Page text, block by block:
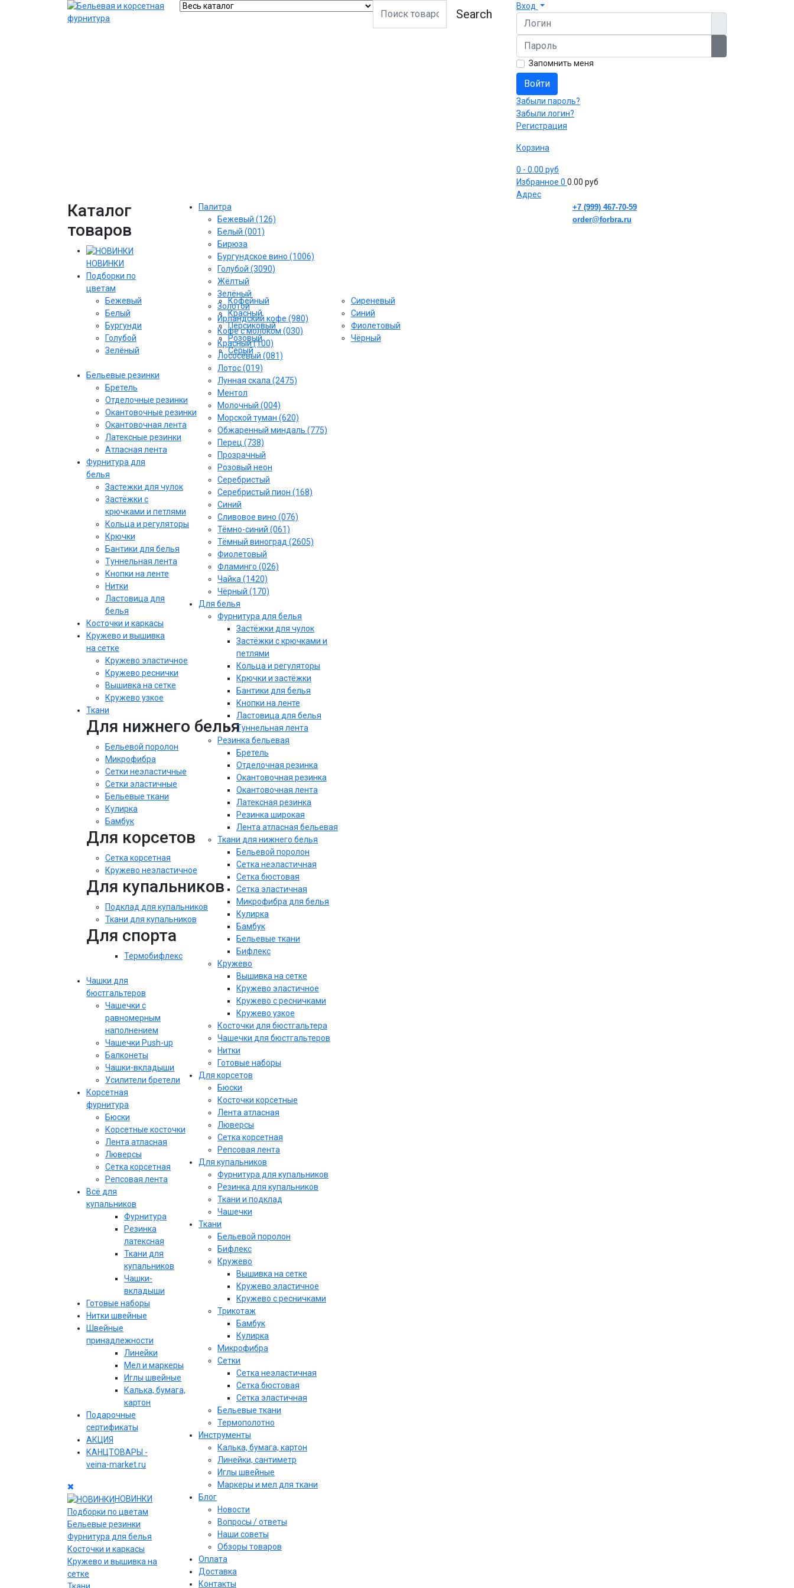
Search
Вход
Логин
Пароль
Запомнить меня
Войти
Забыли пароль?
Забыли логин?
Регистрация
Корзина
0 - 0.00 руб
Избранное 0 0.00 руб
Адрес
Каталог
товаров
НОВИНКИ
Подборки по
цветам
Бежевый
Белый
Бургунди
Голубой
Зелёный
Кофейный
Красный
Персиковый
Розовый
Серый
Сиреневый
Cиний
Фиолетовый
Чёрный
Бельевые резинки
Бретель
Отделочные резинки
Окантовочные резинки
Окантовочная лента
Латексные резинки
Атласная лента
Фурнитура для
белья
Застежки для чулок
Застёжки с
крючками и петлями
Кольца и регуляторы
Крючки
Бантики для белья
Туннельная лента
Кнопки на ленте
Нитки
Ластовица для
белья
Косточки и каркасы
Кружево и вышивка
на сетке
Кружево эластичное
Кружево реснички
Вышивка на сетке
Кружево узкое
Ткани
Для нижнего белья
Бельевой поролон
Микрофибра
Сетки неэластичные
Сетки эластичные
Бельевые ткани
Кулирка
Бамбук
Для корсетов
Сетка корсетная
Кружево неэластичное
Для купальников
Подклад для купальников
Ткани для купальников
Для спорта
Термобифлекс
Чашки для
бюстгальтеров
Чашечки с
равномерным
наполнением
Чашечки Push-up
Балконеты
Чашки-вкладыши
Усилители бретели
Корсетная
фурнитура
Бюски
Корсетные косточки
Лента атласная
Люверсы
Сетка корсетная
Репсовая лента
Всё для
купальников
Фурнитура
Резинка
латексная
Ткани для
купальников
Чашки-
вкладыши
Готовые наборы
Нитки швейные
Швейные
принадлежности
Линейки
Мел и маркеры
Иглы швейные
Калька, бумага,
картон
Подарочные
сертификаты
АКЦИЯ
КАНЦТОВАРЫ -
veina-market.ru
НОВИНКИ
Подборки по цветам
Бельевые резинки
Фурнитура для белья
Косточки и каркасы
Кружево и вышивка на
сетке
Ткани
Палитра
Бежевый (126)
Белый (001)
Бирюза
Бургундское вино (1006)
Голубой (3090)
Жёлтый
Зелёный
Золотой
Ирландский кофе (980)
Кофе с молоком (030)
Красный (100)
Лососёвый (081)
Лотос (019)
Лунная скала (2475)
Ментол
Молочный (004)
Морской туман (620)
Обжаренный миндаль (775)
Перец (738)
Прозрачный
Розовый неон
Серебристый
Серебристый пион (168)
Синий
Сливовое вино (076)
Тёмно-синий (061)
Тёмный виноград (2605)
Фиолетовый
Фламинго (026)
Чайка (1420)
Чёрный (170)
Для белья
Фурнитура для белья
Застёжки для чулок
Застёжки с крючками и
петлями
Кольца и регуляторы
Крючки и застёжки
Бантики для белья
Кнопки на ленте
Ластовица для белья
Туннельная лента
Резинка бельевая
Бретель
Отделочная резинка
Окантовочная резинка
Окантовочная лента
Латексная резинка
Резинка широкая
Лента атласная бельевая
Ткани для нижнего белья
Бельевой поролон
Сетка неэластичная
Сетка бюстовая
Сетка эластичная
Микрофибра для белья
Кулирка
Бамбук
Бельевые ткани
Бифлекс
Кружево
Вышивка на сетке
Кружево эластичное
Кружево с ресничками
Кружево узкое
Косточки для бюстгальтера
Чашечки для бюстгальтеров
Нитки
Готовые наборы
Для корсетов
Бюски
Косточки корсетные
Лента атласная
Люверсы
Сетка корсетная
Репсовая лента
Для купальников
Фурнитура для купальников
Резинка для купальников
Ткани и подклад
Чашечки
Ткани
Бельевой поролон
Бифлекс
Кружево
Вышивка на сетке
Кружево эластичное
Кружево с ресничками
Трикотаж
Бамбук
Кулирка
Микрофибра
Сетки
Сетка неэластичная
Сетка бюстовая
Сетка эластичная
Бельевые ткани
Термополотно
Инструменты
Калька, бумага, картон
Линейки, сантиметр
Иглы швейные
Маркеры и мел для ткани
Блог
Новости
Вопросы / ответы
Наши советы
Обзоры товаров
Оплата
Доставка
Контакты
+7 (999) 467-70-59
order@forbra.ru